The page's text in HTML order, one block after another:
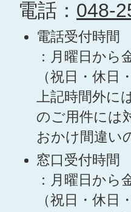
電話： 048-
電話受付時間
：月曜日か
（祝日・休日
上記時間外に
のご用件には
おかけ間違い
窓口受付時間
：月曜日か
（祝日・休日